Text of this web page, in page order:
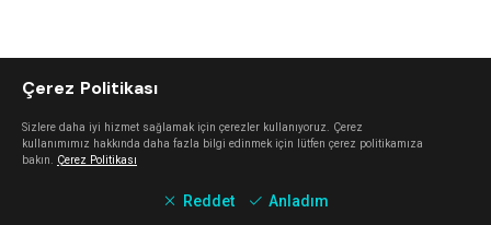
Çerez Politikası
Sizlere daha iyi hizmet sağlamak için çerezler kullanıyoruz. Çerez
kullanımımız hakkında daha fazla bilgi edinmek için lütfen çerez politikamıza
bakın. Çerez Politikası
Reddet Anladım